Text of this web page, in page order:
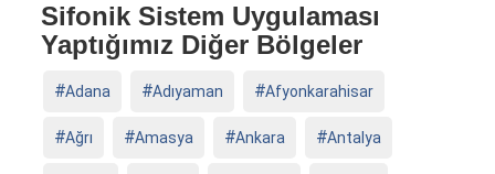
Sifonik Sistem Uygulaması
Yaptığımız Diğer Bölgeler
Adana Adıyaman Afyonkarahisar
Ağrı Amasya Ankara Antalya